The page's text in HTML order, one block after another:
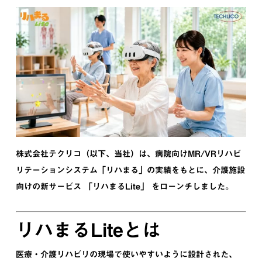
株式会社テクリコ（以下、当社）は、病院向けMR/VRリハビ
リテーションシステム「リハまる」の実績をもとに、介護施設
向けの新サービス 「リハまるLite」 をローンチしました。
リハまるLiteとは
医療・介護リハビリの現場で使いやすいように設計された、